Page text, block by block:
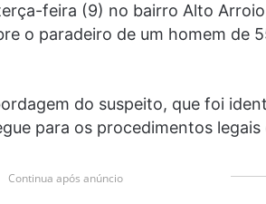
feira (9) no bairro Alto
o paradeiro de um homem de
do suspeito, que foi
para os procedimentos legais
Continua após anúncio